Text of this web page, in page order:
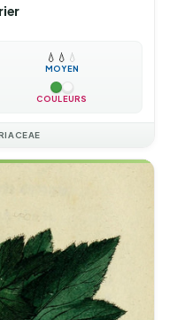
💧 💧 💧
MOYEN
COULEURS